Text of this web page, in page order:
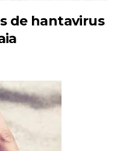
de hantavirus